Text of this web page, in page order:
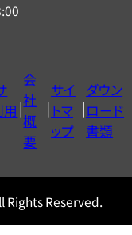
用
会
社
概
要
サイ
トマ
ップ
ダウン
ロード
書類
Rights Reserved.